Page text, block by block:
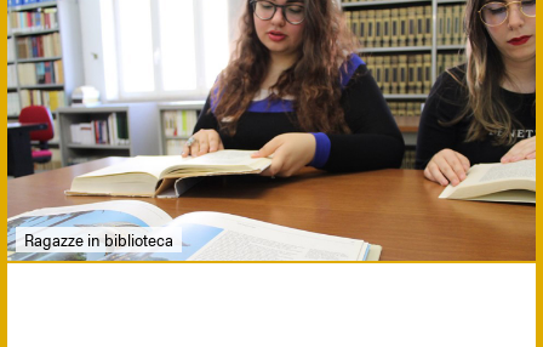
Ragazze in biblioteca